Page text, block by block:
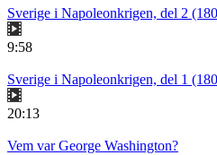
Sverige i Napoleonkrigen, del 2
9:58
Sverige i Napoleonkrigen, del 1
20:13
Vem var George Washington?